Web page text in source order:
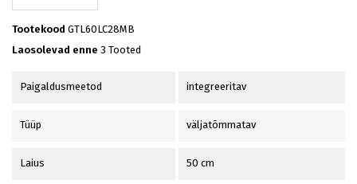
Tootekood GTL60LC28MB
Laosolevad enne 3 Tooted
Paigaldusmeetod integreeritav
Tüüp väljatõmmatav
Laius 50 cm